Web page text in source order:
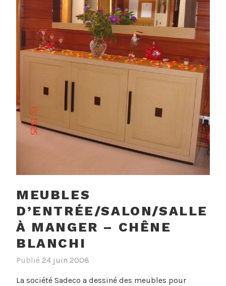
MEUBLES
D’ENTRÉE/SALON/SALLE
À MANGER – CHÊNE
BLANCHI
Publié 24 juin 2008
La société Sadeco a dessiné des meubles pour